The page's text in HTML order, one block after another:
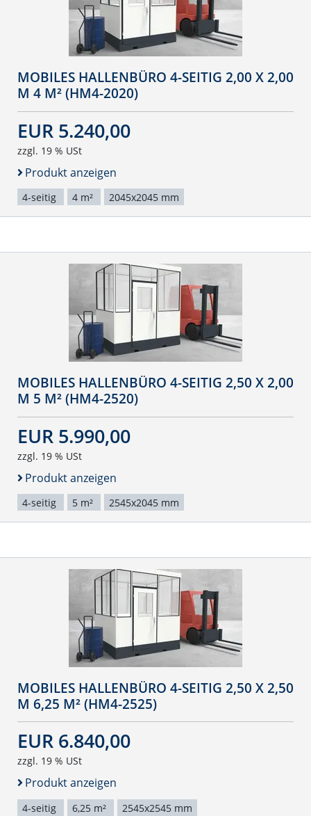
MOBILES HALLENBÜRO 4-SEITIG 2,00 X 2,00
M 4 M² (HM4-2020)
EUR 5.240,00
zzgl. 19 % USt
Produkt anzeigen
4-seitig 4 m² 2045x2045 mm
MOBILES HALLENBÜRO 4-SEITIG 2,50 X 2,00
M 5 M² (HM4-2520)
EUR 5.990,00
zzgl. 19 % USt
Produkt anzeigen
4-seitig 5 m² 2545x2045 mm
MOBILES HALLENBÜRO 4-SEITIG 2,50 X 2,50
M 6,25 M² (HM4-2525)
EUR 6.840,00
zzgl. 19 % USt
Produkt anzeigen
4-seitig 6,25 m² 2545x2545 mm